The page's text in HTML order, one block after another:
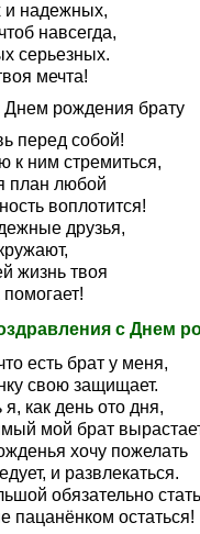
и надежных,
навсегда,
серьезных.
мечта!
Днем рождения брату
перед собой!
к ним стремиться,
план любой
воплотится!
друзья,
жизнь твоя
с Днем
есть брат у меня,
свою защищает.
как день ото дня,
мой брат
хочу пожелать
и развлекаться.
обязательно
пацанёнком остаться!